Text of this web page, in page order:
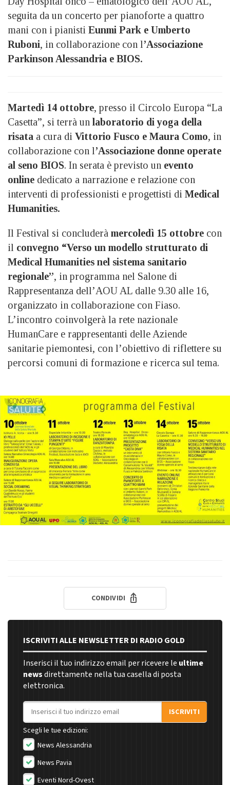
seguita da un concerto per pianoforte a quattro
mani con i pianisti Eunmi Park e Umberto
Ruboni, in collaborazione con l’Associazione
Parkinson Alessandria e BIOS.
Martedì 14 ottobre, presso il Circolo Europa “La
Casetta”, si terrà un laboratorio di yoga della
risata a cura di Vittorio Fusco e Maura Como, in
collaborazione con l’Associazione donne operate
al seno BIOS. In serata è previsto un evento
online dedicato a narrazione e relazione con
interventi di professionisti e progettisti di Medical
Humanities.
Il Festival si concluderà mercoledì 15 ottobre con
il convegno “Verso un modello strutturato di
Medical Humanities nel sistema sanitario
regionale”, in programma nel Salone di
Rappresentanza dell’AOU AL dalle 9.30 alle 16,
organizzato in collaborazione con Fiaso.
L’incontro coinvolgerà la rete nazionale
HumanCare e rappresentanti delle Aziende
sanitarie piemontesi, con l’obiettivo di riflettere su
percorsi comuni di formazione e ricerca sul tema.
CONDIVIDI
ISCRIVITI ALLE NEWSLETTER DI RADIO GOLD
Inserisci il tuo indirizzo email per ricevere le ultime
newsdirettamente nella tua casella di posta
elettronica.
Indirizzo email
ISCRIVITI
Scegli le tue edizioni:
News Alessandria
News Pavia
Eventi Nord-Ovest